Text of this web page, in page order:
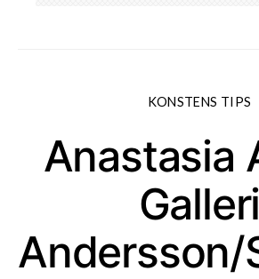
KONSTENS TIPS
Anastasia
Galleri
Andersson/